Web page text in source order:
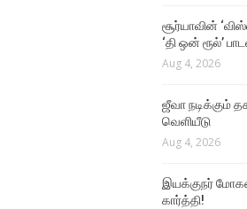
சூர்யாவின்
‘தி ஒன் ரூல்’
Aug 4, 2026
ஜீவா நடிக்கும்
வெளியீடு
Aug 4, 2026
இயக்குநர்
கார்த்தி!